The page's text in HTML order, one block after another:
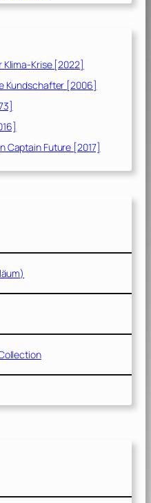
Klima-Krise [2022]
Kundschafter [2006]
Captain Future [2017]